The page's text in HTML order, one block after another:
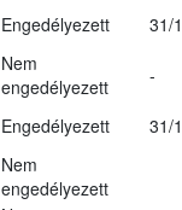
Engedélyezett 31/
Nem
engedélyezett
-
Engedélyezett 31/
Nem
engedélyezett